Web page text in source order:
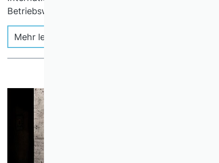
Betriebswirtschaftslehre entwickelt?
Mehr lesen